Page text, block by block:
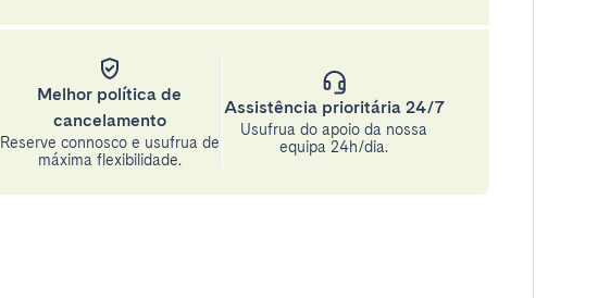
Melhor política de
cancelamento
Reserve connosco e usufrua de
máxima flexibilidade.
Assistência prioritária 24/7
Usufrua do apoio da nossa
equipa 24h/dia.